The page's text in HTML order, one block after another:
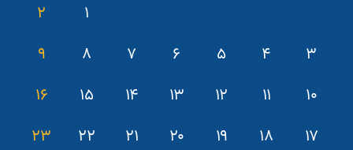
۱
۲
۳
۴ ۵ ۶ ۷ ۸
۹
۱۰
۱۱ ۱۲ ۱۳ ۱۴ ۱۵
۱۶
۱۷
۱۸ ۱۹ ۲۰ ۲۱ ۲۲
۲۳